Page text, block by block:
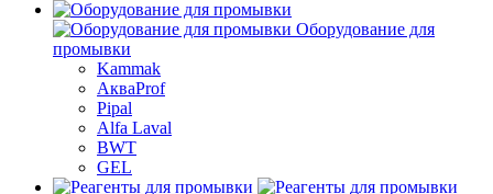
Оборудование для
промывки
Kammak
АкваProf
Pipal
Alfa Laval
BWT
GEL